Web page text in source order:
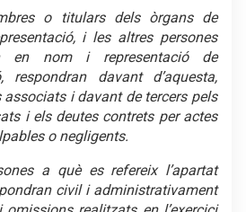
o titulars dels òrgans de
i les altres persones
en nom i representació de
respondran davant d’aquesta,
associats i davant de tercers pels
i els deutes contrets per actes
o negligents.
a què es refereix l’apartat
civil i administrativament